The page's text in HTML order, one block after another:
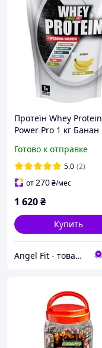
Протеїн Whey Protein
Power Pro 1 кг Банан
Готово к отправке
5.0 (2)
от270₴/мес
1 620₴
Купить
Angel Fit - товари для здоров'я, спорту та активного життя